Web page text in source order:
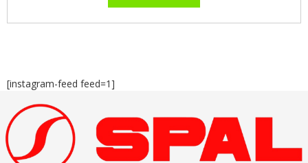
[instagram-feed feed=1]